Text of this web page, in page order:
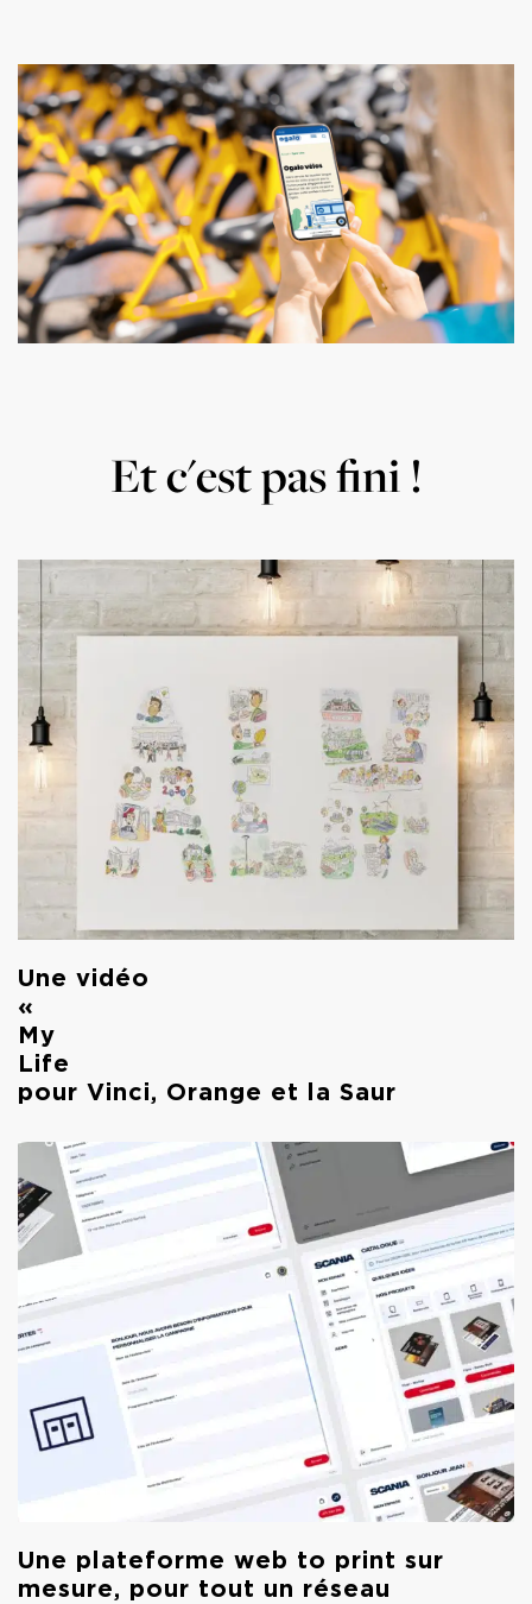
Et c'est pas fini !
Une vidéo
«
My
Life
pour Vinci, Orange et la Saur
Une plateforme web to print sur
mesure, pour tout un réseau